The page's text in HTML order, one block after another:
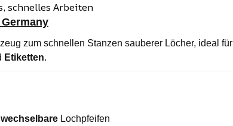
schnelles Arbeiten
zum schnellen Stanzen sauberer Löcher, ideal für
Etiketten.
Lochpfeifen